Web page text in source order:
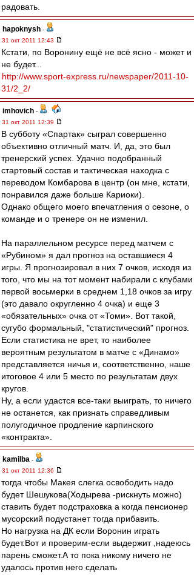
радовать.
hapoknysh -
31 окт 2011 12:43
Кстати, по Воронину ещё не всё ясно - может и
не будет...
http://www.sport-express.ru/newspaper/2011-10-
31/2_2/
imhovich -
31 окт 2011 12:39
В субботу «Спартак» сыграл совершенно
объективно отличный матч. И, да, это был
тренерский успех. Удачно подобранный
стартовый состав и тактическая находка с
переводом Комбарова в центр (он мне, кстати,
понравился даже больше Кариоки).
Однако общего моего впечатления о сезоне, о
команде и о тренере он не изменил.
На параллельном ресурсе перед матчем с
«Рубином» я дал прогноз на оставшиеся 4
игры. Я прогнозировал в них 7 очков, исходя из
того, что мы на тот момент набирали с клубами
первой восьмерки в среднем 1,18 очков за игру
(это давало округленно 4 очка) и еще 3
«обязательных» очка от «Томи». Вот такой,
сугубо формальный, "статистический" прогноз.
Если статистика не врет, то наиболее
вероятным результатом в матче с «Динамо»
представляется ничья и, соответственно, наше
итоговое 4 или 5 место по результатам двух
кругов.
Ну, а если удастся все-таки выиграть, то ничего
не останется, как признать справедливым
полугодичное продление карпинского
«контракта».
kamilba -
31 окт 2011 12:36
тогда чтобы Макея слегка освободить надо
будет Шешукова(Ходырева -рискнуть можно)
ставить будет подстраховка а когда пенсионер
мусорский подустанет тогда прибавить.
Но нагрузка на ДК если Воронин играть
будет.Вот и проверим-если выдержит ,надеюсь
парень сможет.А то пока никому ничего не
удалось против него сделать